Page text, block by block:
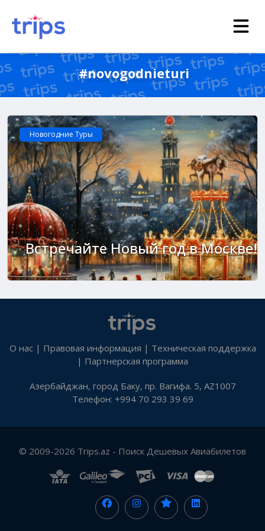
#novogodnieturi
Новогодние Туры
Встречайте Новый год в Москве!
О нас| Правовая информация | Техническая поддержка
| Партнерская программа
Азербайджан, город Баку, пр. Вагифа. 5, AZ1007
Телефон: +994 70 293 39 69
© 2009-2026 Trips.az - Поиск Дешевых Авиабилетов